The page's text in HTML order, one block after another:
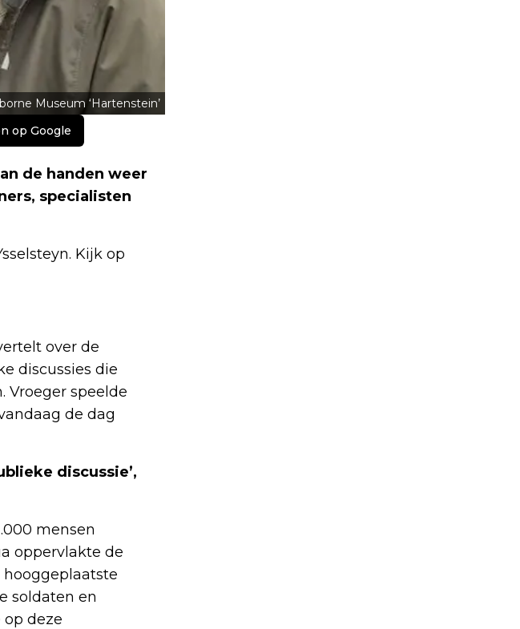
Museum ‘Hartenstein’
op Google
de handen weer
specialisten
Kijk op
over de
discussies die
Vroeger speelde
de dag
discussie’,
mensen
oppervlakte de
soldaten en
deze